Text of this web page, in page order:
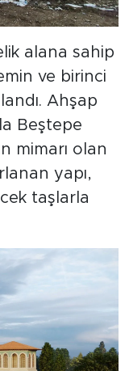
alana sahip
ve birinci
Ahşap
Beştepe
mimarı olan
yapı,
taşlarla